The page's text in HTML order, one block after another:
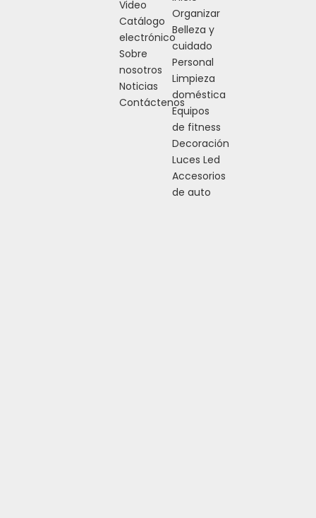
Video
Catálogo
electrónico
Sobre
nosotros
Noticias
Contáctenos
Organizar
Belleza y
cuidado
Personal
Limpieza
doméstica
Equipos
de fitness
Decoración
Luces Led
Accesorios
de auto